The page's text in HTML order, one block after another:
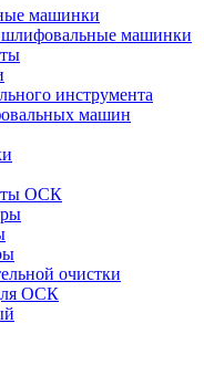
машинки
машинки
инструмента
машин
ОСК
очистки
ОСК